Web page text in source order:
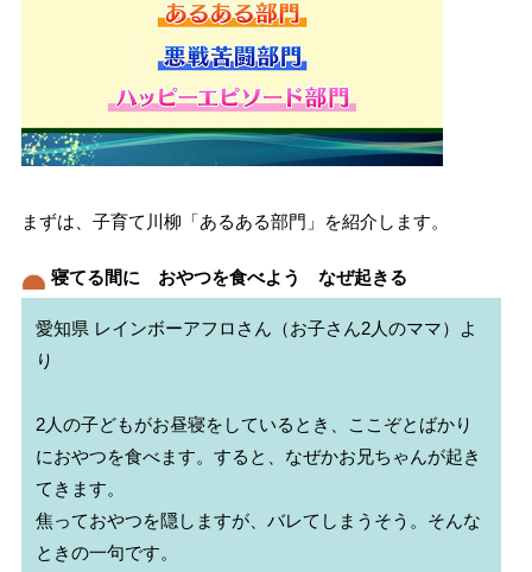
まずは、子育て川柳「あるある部門」を紹介します。
寝てる間に おやつを食べよう なぜ起きる
愛知県 レインボーアフロさん（お子さん2人のママ）よ
り
2人の子どもがお昼寝をしているとき、ここぞとばかり
におやつを食べます。すると、なぜかお兄ちゃんが起き
てきます。
焦っておやつを隠しますが、バレてしまうそう。そんな
ときの一句です。